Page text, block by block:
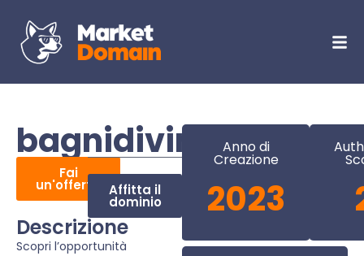
bagnidivinadio.it
Fai
un'offerta Affitta il
dominio
Descrizione
Scopri l’opportunità
Anno di
Creazione
2023